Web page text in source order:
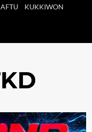
AFTU
KUKKIWON